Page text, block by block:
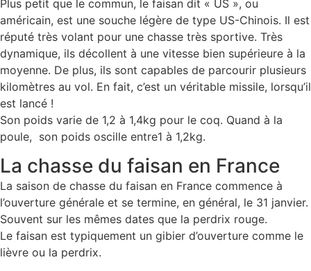
Plus petit que le commun, le faisan dit « US », ou
américain, est une souche légère de type US-Chinois. Il est
réputé très volant pour une chasse très sportive. Très
dynamique, ils décollent à une vitesse bien supérieure à la
moyenne. De plus, ils sont capables de parcourir plusieurs
kilomètres au vol. En fait, c’est un véritable missile, lorsqu’il
est lancé !
Son poids varie de 1,2 à 1,4kg pour le coq. Quand à la
poule, son poids oscille entre1 à 1,2kg.
La chasse du faisan en France
La saison de chasse du faisan en France commence à
l’ouverture générale et se termine, en général, le 31 janvier.
Souvent sur les mêmes dates que la perdrix rouge.
Le faisan est typiquement un gibier d’ouverture comme le
lièvre ou la perdrix.